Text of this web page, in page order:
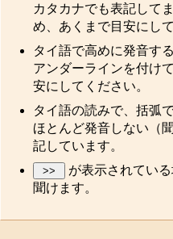
カタカナでも表記して
め、あくまで目安にし
タイ語で高めに発音す
アンダーラインを付け
安にしてください。
タイ語の読みで、括弧
ほとんど発音しない（
記しています。
が表示されてい
聞けます。